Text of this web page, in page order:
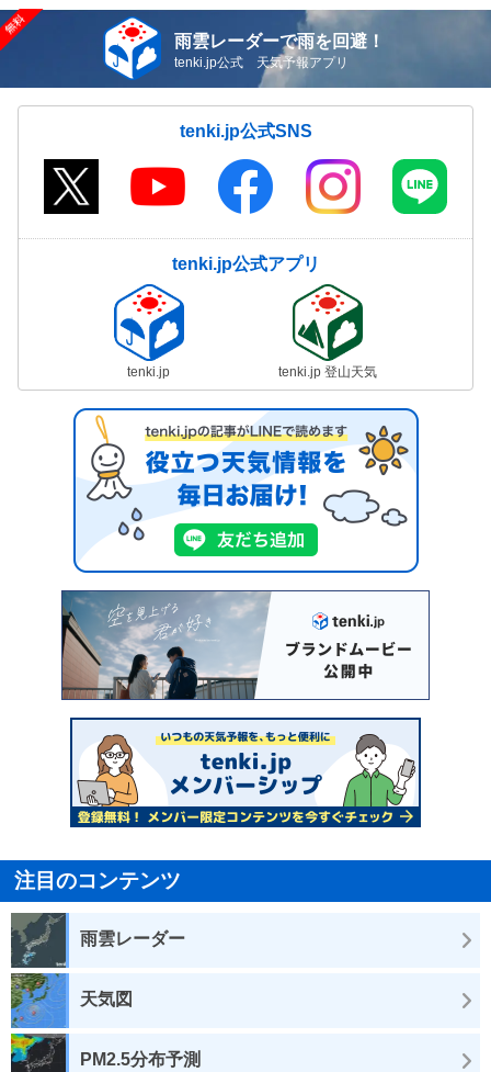
雨雲レーダーで雨を回避！
tenki.jp公式 天気予報アプリ
tenki.jp公式SNS
tenki.jp公式アプリ
tenki.jp tenki.jp 登山天気
注目のコンテンツ
雨雲レーダー
天気図
PM2.5分布予測